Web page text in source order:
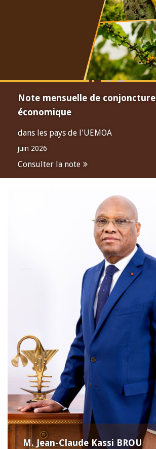
Note mensuelle de conjoncture
économique
dans les pays de l'UEMOA
juin 2026
Consulter la note
M. Jean-Claude Kassi BROU